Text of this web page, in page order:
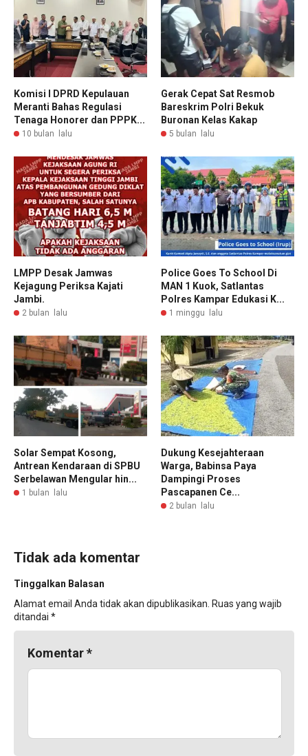
Komisi I DPRD Kepulauan
Meranti Bahas Regulasi
Tenaga Honorer dan PPPK...
10 bulan lalu
Gerak Cepat Sat Resmob
Bareskrim Polri Bekuk
Buronan Kelas Kakap
5 bulan lalu
LMPP Desak Jamwas
Kejagung Periksa Kajati
Jambi.
2 bulan lalu
Police Goes To School Di
MAN 1 Kuok, Satlantas
Polres Kampar Edukasi K...
1 minggu lalu
Solar Sempat Kosong,
Antrean Kendaraan di SPBU
Serbelawan Mengular hin...
1 bulan lalu
Dukung Kesejahteraan
Warga, Babinsa Paya
Dampingi Proses
Pascapanen Ce...
2 bulan lalu
Tidak ada komentar
Tinggalkan Balasan
Alamat email Anda tidak akan dipublikasikan. Ruas yang wajib
ditandai *
Komentar*